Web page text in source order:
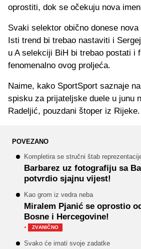
oprostiti, dok se očekuju nova
Svaki selektor obično donese
Isti trend bi trebao nastaviti i
u A selekciji BiH bi trebao postati i
fenomenalno ovog proljeća.
Naime, kako SportSport saznaje
spisku za prijateljske duele u junu
Radeljić, pouzdani štoper iz Rijeke.
POVEZANO
Kompletira se stručni štab
Barbarez uz fotografiju sa
potvrdio sjajnu vijest!
Kao grom iz vedra neba
Miralem Pjanić se oprostio
Bosne i Hercegovine!
· ZVANIČNO
Svako će imati svoje zadatke